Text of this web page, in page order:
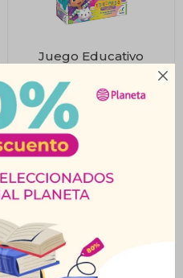

Juego Educativo
699